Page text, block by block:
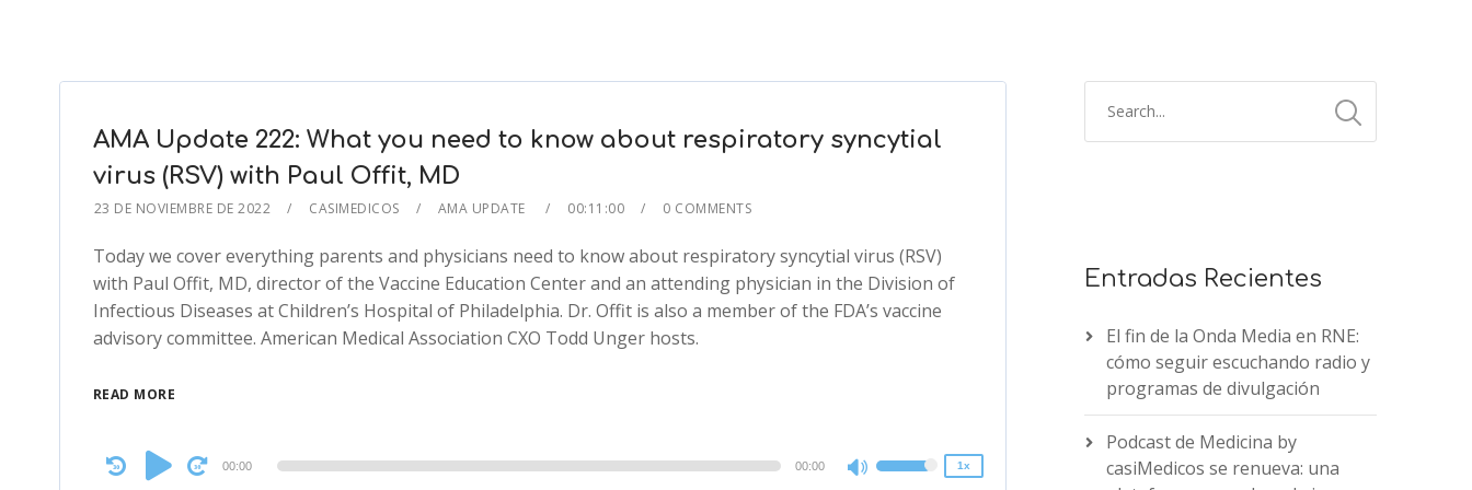
AMA Update 222: What you need to know about respiratory syncytial
virus (RSV) with Paul Offit, MD
23 DE NOVIEMBRE DE 2022 CASIMEDICOS AMA UPDATE 00:11:00 0 COMMENTS
Today we cover everything parents and physicians need to know about respiratory syncytial virus (RSV)
with Paul Offit, MD, director of the Vaccine Education Center and an attending physician in the Division of
Infectious Diseases at Children’s Hospital of Philadelphia. Dr. Offit is also a member of the FDA’s vaccine
advisory committee. American Medical Association CXO Todd Unger hosts.
READ MORE
Audio
Player
00:00 00:00
Use
1x
Entradas Recientes
El fin de la Onda Media en RNE:
cómo seguir escuchando radio y
programas de divulgación
Podcast de Medicina by
casiMedicos se renueva: una